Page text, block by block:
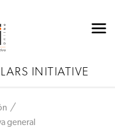
INITIATIVE
general